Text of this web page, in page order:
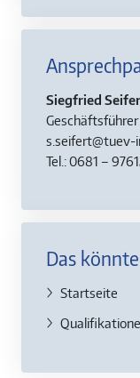
Siegfried
Geschäftsführer
s.seifert@tuev-
Tel.: 0681 –
Das
Startseite